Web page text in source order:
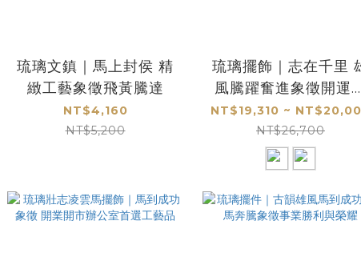
琉璃文鎮｜馬上封侯 精
緻工藝象徵飛黃騰達
NT$4,160
NT$5,200
琉璃擺飾｜志在千里
風騰躍奮進象徵開運祝
福
NT$19,310 ~
NT$26,700